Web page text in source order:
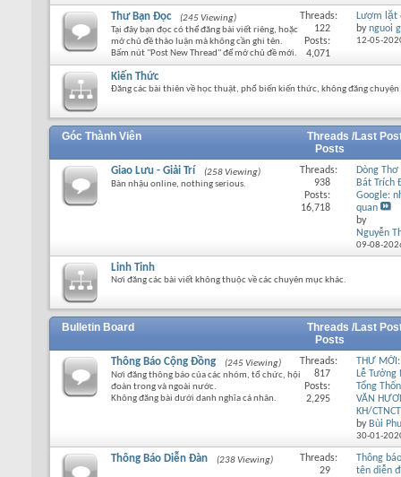
Thư Bạn Đọc
(245 Viewing)
Tại đây bạn đọc có thể đăng bài viết riêng, hoặc
mở chủ đề thảo luận mà không cần ghi tên.
Bấm nút "Post New Thread" để mở chủ đề mới.
Threads:
122
Posts:
4,071
Lượm lặt
bynguoi
12-05-
Kiến Thức
Đăng các bài thiên về học thuật, phổ biến kiến thức, không đăng
Góc Thành Viên
Threads /
Posts
Last
Giao Lưu - Giải Trí
(258 Viewing)
Bàn nhậu online, nothing serious.
Threads:
938
Posts:
16,718
Dòng Thơ
Bát Trích
Google:
quan
by
Nguyễn
09-08-
Linh Tinh
Nơi đăng các bài viết không thuộc về các chuyên mục khác.
Bulletin Board
Threads /
Posts
Last
Thông Báo Cộng Đồng
(245 Viewing)
Nơi đăng thông báo của các nhóm, tổ chức, hội
đoàn trong và ngoài nước.
Không đăng bài dưới danh nghĩa cá nhân.
Threads:
817
Posts:
2,295
THƯ
Lễ Tưởng
Tổng
VĂN
KH/
by Bùi
30-01-
Thông Báo Diễn Đàn (238 Viewing)
Threads:
29
Thông
tên diễn